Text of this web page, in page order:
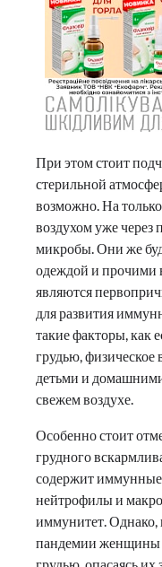
При этом стоит
стерильной
возможно. На
воздухом уже через
микробы. Они же
одеждой и прочими
являются
для развития
такие факторы, как
грудью, физическое
детьми и
свежем воздухе.
Особенно стоит
грудного
содержит
нейтрофилы и
иммунитет.
пандемии женщины